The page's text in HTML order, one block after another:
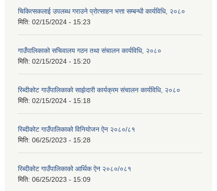
चिकित्सकलाई उपलब्ध गराउने प्रोत्साहन भत्ता सम्बन्धी कार्यविधि, २०८०
मिति: 02/15/2024 - 15:23
गाउँपालिकाको सचिवालय गठन तथा संचालन कार्यविधि, २०८०
मिति: 02/15/2024 - 15:20
रिब्दीकोट गाउँपालिकाको साझेदारी कार्यक्रम संचालन कार्यविधि, २०८०
मिति: 02/15/2024 - 15:18
रिब्दीकोट गाउँपालिकाको विनियोजन ऐन २०८०/८१
मिति: 06/25/2023 - 15:28
रिब्दीकोट गाउँपालिकाको आर्थिक ऐन २०८०/०८१
मिति: 06/25/2023 - 15:09